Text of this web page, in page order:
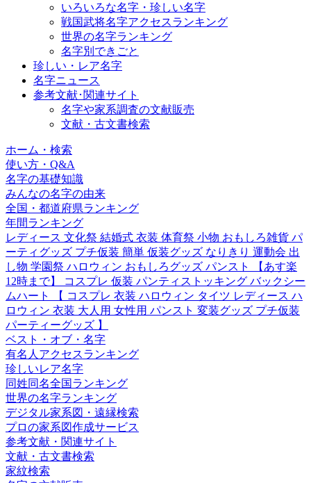
いろいろな名字・珍しい名字
戦国武将名字アクセスランキング
世界の名字ランキング
名字別できごと
珍しい・レア名字
名字ニュース
参考文献･関連サイト
名字や家系調査の文献販売
文献・古文書検索
ホーム・検索
使い方・Q&A
名字の基礎知識
みんなの名字の由来
全国・都道府県ランキング
年間ランキング
レディース 文化祭 結婚式 衣装 体育祭 小物 おもしろ雑貨 パ
ーティグッズ プチ仮装 簡単 仮装グッズ なりきり 運動会 出
し物 学園祭 ハロウィン おもしろグッズ パンスト 【あす楽
12時まで】 コスプレ 仮装 パンティストッキング バックシー
ムハート 【 コスプレ 衣装 ハロウィン タイツ レディース ハ
ロウィン 衣装 大人用 女性用 パンスト 変装グッズ プチ仮装
パーティーグッズ 】
ベスト・オブ・名字
有名人アクセスランキング
珍しいレア名字
同姓同名全国ランキング
世界の名字ランキング
デジタル家系図・遠縁検索
プロの家系図作成サービス
参考文献・関連サイト
文献・古文書検索
家紋検索